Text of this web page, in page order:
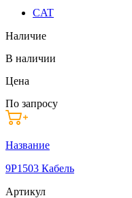
CAT
Наличие
В наличии
Цена
По запросу
Название
9P1503 Кабель
Артикул